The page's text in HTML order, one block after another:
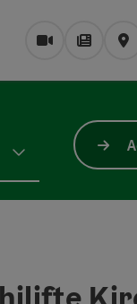
Webcams